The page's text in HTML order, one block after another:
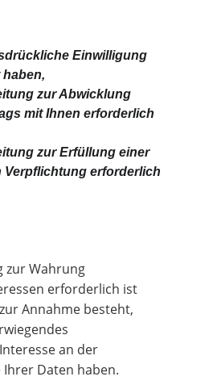
Einwilligung
haben,
zur Abwicklung
mit Ihnen erforderlich
zur Erfüllung einer
Verpflichtung erforderlich
zur Wahrung
erforderlich ist
Annahme besteht,
an der
Daten haben.